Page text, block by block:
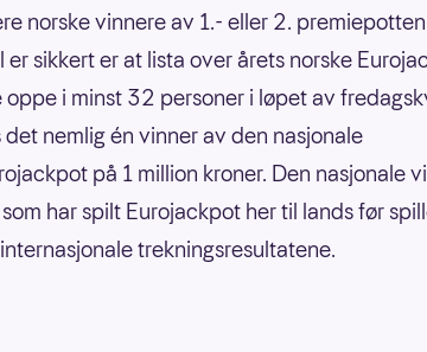
norske vinnere av 1.- eller 2.
er sikkert er at lista over årets norske
i minst 32 personer i løpet av
nemlig én vinner av den nasjonale
på 1 million kroner. Den nasjonale
har spilt Eurojackpot her til lands før
trekningsresultatene.